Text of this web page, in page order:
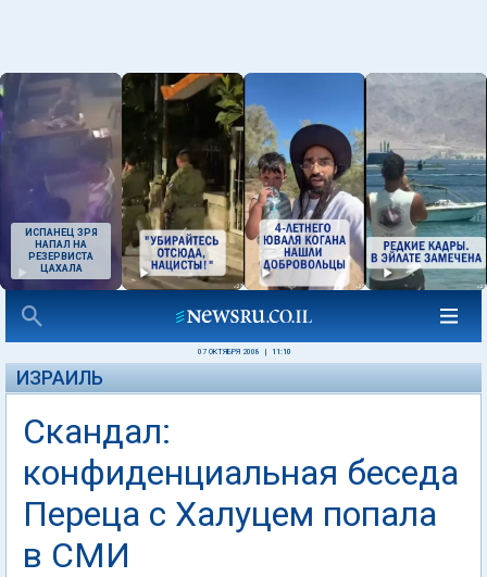
ИСПАНЕЦ ЗРЯ
НАПАЛ НА
РЕЗЕРВИСТА
ЦАХАЛА
07 ОКТЯБРЯ 2008 11:10
ИЗРАИЛЬ
Скандал:
конфиденциальная беседа
Переца с Халуцем попала
в СМИ